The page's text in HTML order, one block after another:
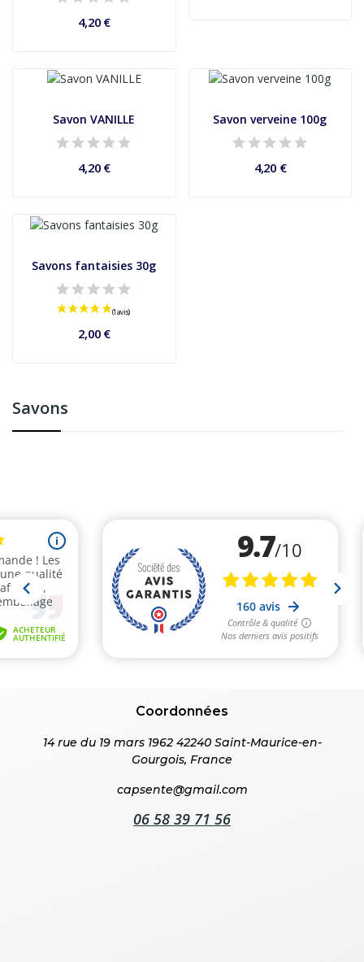
Savons
4,20 €
Savon VANILLE
4,20 €
Savon verveine 100g
4,20 €
Savons fantaisies 30g
2,00 €
Coordonnées
14 rue du 19 mars 1962 42240 Saint-Maurice-en-
Gourgois, France
capsente@gmail.com
06 58 39 71 56